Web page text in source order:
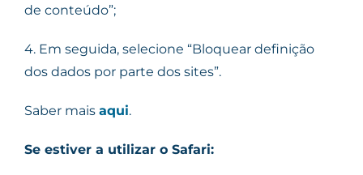
de conteúdo”;
4. Em seguida, selecione “Bloquear definição
dos dados por parte dos sites”.
Saber mais aqui.
Se estiver a utilizar o Safari: